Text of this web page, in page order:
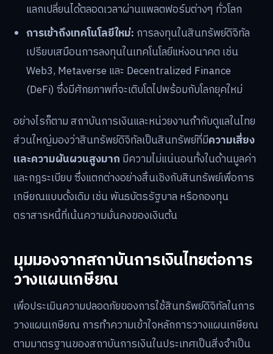
แลกเปลี่ยนได้ตลอดเวลาผ่านแพลตฟอร์มต่างๆ ทั่วโลก
การเข้าถึงเทคโนโลยีใหม่: การลงทุนในสินทรัพย์ดิจิทัล
เปรียบเสมือนการลงทุนในเทคโนโลยีแห่งอนาคต เช่น
Web3, Metaverse และ Decentralized Finance
(DeFi) ซึ่งมีศักยภาพที่จะเติบโตไปพร้อมกับโลกยุคใหม่
อย่างไรก็ตาม สถาบันการเงินและหน่วยงานกำกับดูแลในไทย
ส่วนใหญ่มองว่าสินทรัพย์ดิจิทัลเป็นสินทรัพย์ที่มีความเสี่ยง
และความผันผวนสูงมาก มีความไม่แน่นอนทั้งในด้านมูลค่า
และกฎระเบียบ ซึ่งแตกต่างอย่างสิ้นเชิงกับสินทรัพย์เพื่อการ
เกษียณแบบดั้งเดิม เช่น พันธบัตรรัฐบาล หรือกองทุน
ตราสารหนี้ที่เน้นความมั่นคงของเงินต้น
มุมมองจากสถาบันการเงินไทยต่อการ
วางแผนเกษียณ
เพื่อประเมินความปลอดภัยของการใช้สินทรัพย์ดิจิทัลในการ
วางแผนเกษียณ การทำความเข้าใจหลักการวางแผนเกษียณ
ตามมาตรฐานของสถาบันการเงินในประเทศเป็นสิ่งจำเป็น